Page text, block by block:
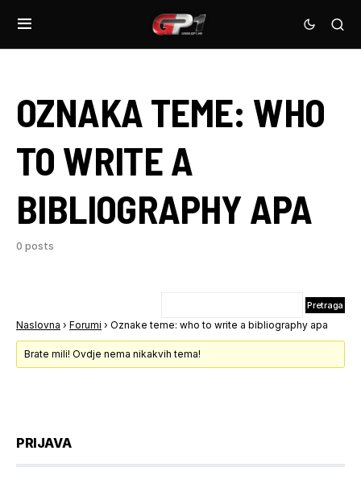
OZNAKA TEME: WHO
TO WRITE A
BIBLIOGRAPHY APA
0 posts
Naslovna › Forumi › Oznake teme: who to write a bibliography apa
Brate mili! Ovdje nema nikakvih tema!
PRIJAVA